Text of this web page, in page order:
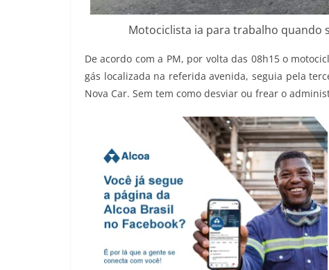
Motociclista ia para trabalho quando
De acordo com a PM, por volta das 08h15 o
gás localizada na referida avenida, seguia pela
Nova Car. Sem tem como desviar ou frear o